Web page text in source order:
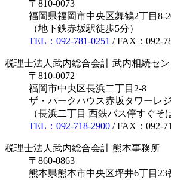
〒810-0073
福岡県福岡市中央区舞鶴2丁目8-
（地下鉄赤坂駅徒歩5分）
TEL：092-781-0251 / FAX：092-
税理士法人武内総合会計 武内相続セ
〒810-0072
福岡市中央区長浜二丁目2-8
ザ・パークハウス赤坂タワーレ
（長浜二丁目 西鉄バス停すぐそ
TEL：092-718-2900 / FAX：092-
税理士法人武内総合会計 熊本事務所
〒860-0863
熊本県熊本市中央区坪井6丁目23